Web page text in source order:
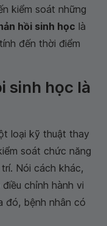
kiểm soát những
hồi sinh học là
đến thời điểm
sinh học là
loại kỹ thuật thay
soát chức năng
Nói cách khác,
chỉnh hành vi
đó, bệnh nhân có